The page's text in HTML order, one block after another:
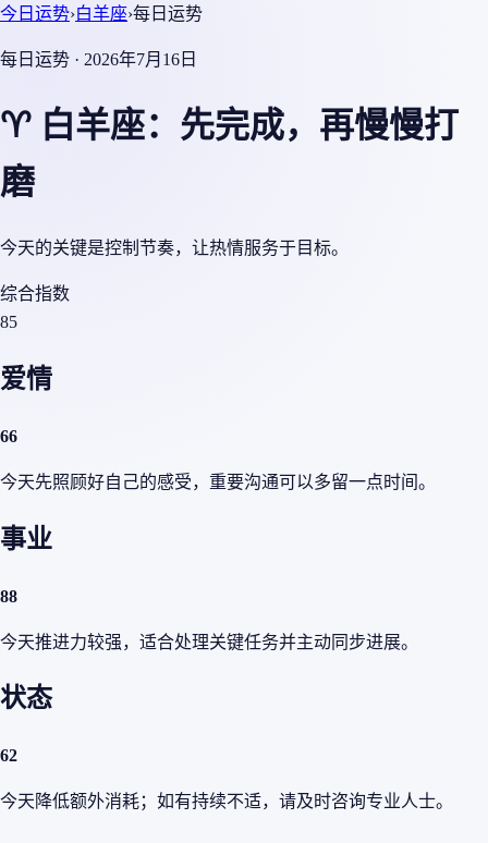
今日运势›白羊座›每日运势
每日运势 · 2026年7月16日
♈ 白羊座：先完成，再慢慢打
磨
今天的关键是控制节奏，让热情服务于目标。
综合指数
85
爱情
66
今天先照顾好自己的感受，重要沟通可以多留一点时间。
事业
88
今天推进力较强，适合处理关键任务并主动同步进展。
状态
62
今天降低额外消耗；如有持续不适，请及时咨询专业人士。